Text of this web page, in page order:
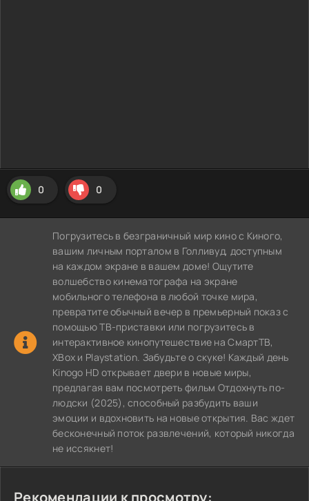
0 0
Погрузитесь в безграничный мир кино с Киного,
вашим личным порталом в Голливуд, доступным
на каждом экране в вашем доме! Ощутите
волшебство кинематографа на экране
мобильного телефона в любой точке мира,
превратите обычный вечер в премьерный показ с
помощью ТВ-приставки или погрузитесь в
интерактивное кинопутешествие на СмартТВ,
XBox и Playstation. Забудьте о скуке! Каждый день
Kinogo HD открывает двери в новые миры,
предлагая вам посмотреть фильм Отдохнуть по-
людски (2025), способный разбудить ваши
эмоции и вдохновить на новые открытия. Вас ждет
бесконечный поток развлечений, который никогда
не иссякнет!
Рекомендации к просмотру: